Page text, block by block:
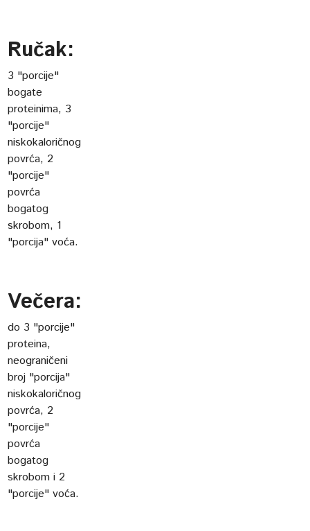
Ručak:
3 "porcije"
bogate
proteinima, 3
"porcije"
niskokaloričnog
povrća, 2
"porcije"
povrća
bogatog
skrobom, 1
"porcija" voća.
Večera:
do 3 "porcije"
proteina,
neograničeni
broj "porcija"
niskokaloričnog
povrća, 2
"porcije"
povrća
bogatog
skrobom i 2
"porcije" voća.